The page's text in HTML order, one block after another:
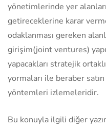
yönetimlerinde yer
getireceklerine karar
odaklanması gereken
girişim(joint ventures)
yapacakları stratejik
yormaları ile beraber
yöntemleri izlemeleridir.
Bu konuyla ilgili diğer